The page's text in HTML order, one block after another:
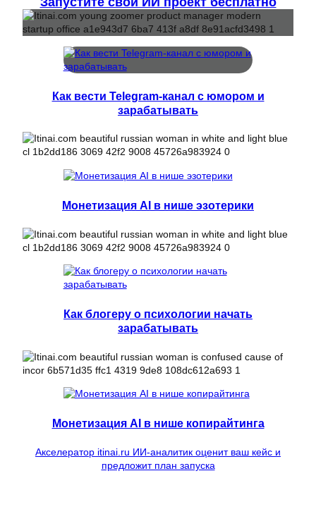
Как вести Telegram-канал с юмором и
зарабатывать
Монетизация AI в нише эзотерики
Как блогеру о психологии начать
зарабатывать
Монетизация AI в нише копирайтинга
Акселератор itinai.ru ИИ-аналитик оценит ваш кейс и
предложит план запуска